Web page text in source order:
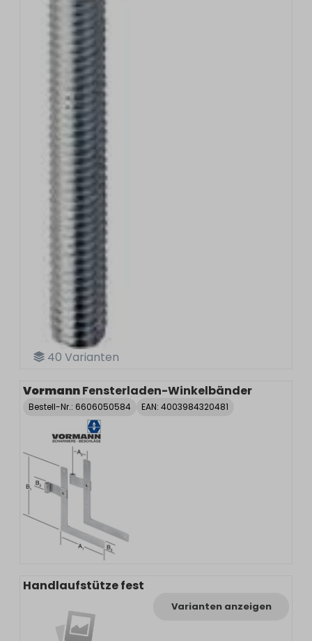
40 Varianten
VormannFensterladen-Winkelbänder
Bestell-Nr.: 6606050584 EAN: 4003984320481
Handlaufstütze fest
Varianten anzeigen